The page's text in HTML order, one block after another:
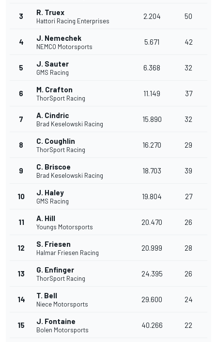
3 R. Truex
Hattori Racing Enterprises
2.204 50
4 J. Nemechek
NEMCO Motorsports
5.671 42
5 J. Sauter
GMS Racing
6.368 32
6 M. Crafton
ThorSport Racing
11.149 37
7 A. Cindric
Brad Keselowski Racing
15.890 32
8 C. Coughlin
ThorSport Racing
16.270 29
9 C. Briscoe
Brad Keselowski Racing
18.703 39
10 J. Haley
GMS Racing
19.804 27
11 A. Hill
Youngs Motorsports
20.470 26
12 S. Friesen
Halmar Friesen Racing
20.999 28
13 G. Enfinger
ThorSport Racing
24.395 26
14 T. Bell
Niece Motorsports
29.600 24
15 J. Fontaine
Bolen Motorsports
40.266 22